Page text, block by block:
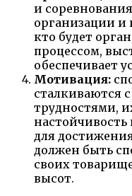
и
организации и
кто будет
процессом,
обеспечивает
Мотивация:
сталкиваются
трудностями,
для
должен быть
своих
высот.